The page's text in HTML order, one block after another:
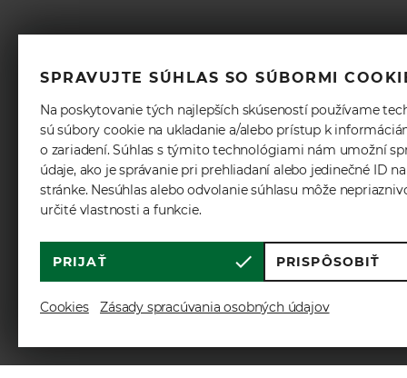
SPRAVUJTE SÚHLAS SO SÚBORMI
Na poskytovanie tých najlepších skúseností používame
sú súbory cookie na ukladanie a/alebo prístup k
o zariadení. Súhlas s týmito technológiami nám umožní
údaje, ako je správanie pri prehliadaní alebo jedinečné ID
stránke. Nesúhlas alebo odvolanie súhlasu môže
určité vlastnosti a funkcie.
PRIJAŤ PRISPÔSOBIŤ
Cookies Zásady spracúvania osobných údajov